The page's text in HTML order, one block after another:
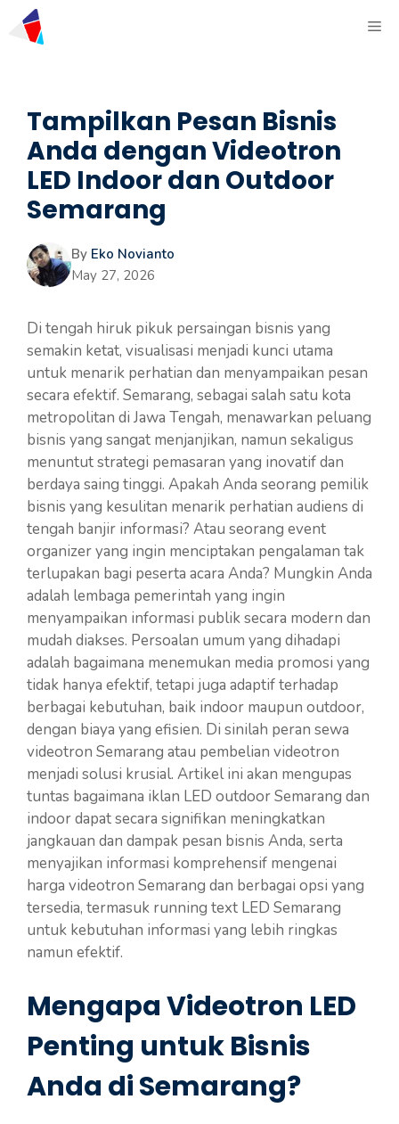
Tampilkan Pesan Bisnis
Anda dengan Videotron
LED Indoor dan Outdoor
Semarang
By Eko Novianto
May 27, 2026
Di tengah hiruk pikuk persaingan bisnis yang
semakin ketat, visualisasi menjadi kunci utama
untuk menarik perhatian dan menyampaikan pesan
secara efektif. Semarang, sebagai salah satu kota
metropolitan di Jawa Tengah, menawarkan peluang
bisnis yang sangat menjanjikan, namun sekaligus
menuntut strategi pemasaran yang inovatif dan
berdaya saing tinggi. Apakah Anda seorang pemilik
bisnis yang kesulitan menarik perhatian audiens di
tengah banjir informasi? Atau seorang event
organizer yang ingin menciptakan pengalaman tak
terlupakan bagi peserta acara Anda? Mungkin Anda
adalah lembaga pemerintah yang ingin
menyampaikan informasi publik secara modern dan
mudah diakses. Persoalan umum yang dihadapi
adalah bagaimana menemukan media promosi yang
tidak hanya efektif, tetapi juga adaptif terhadap
berbagai kebutuhan, baik indoor maupun outdoor,
dengan biaya yang efisien. Di sinilah peran sewa
videotron Semarang atau pembelian videotron
menjadi solusi krusial. Artikel ini akan mengupas
tuntas bagaimana iklan LED outdoor Semarang dan
indoor dapat secara signifikan meningkatkan
jangkauan dan dampak pesan bisnis Anda, serta
menyajikan informasi komprehensif mengenai
harga videotron Semarang dan berbagai opsi yang
tersedia, termasuk running text LED Semarang
untuk kebutuhan informasi yang lebih ringkas
namun efektif.
Mengapa Videotron LED
Penting untuk Bisnis
Anda di Semarang?